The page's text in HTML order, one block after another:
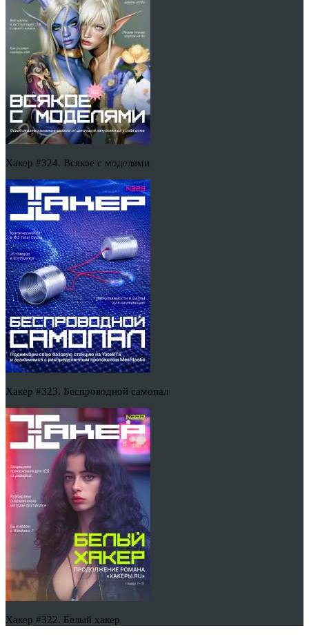
Хакер #324. Всякое с моделями
Хакер #323. Беспроводной самопал
Хакер #322. Белый хакер